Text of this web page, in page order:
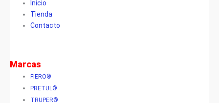
Inicio
Tienda
Contacto
Marcas
FIERO®
PRETUL®
TRUPER®